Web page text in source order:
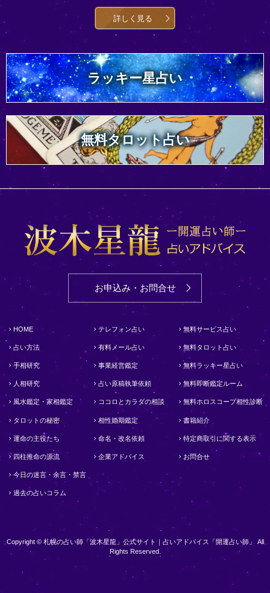
詳しく見る
ラッキー星占い
無料タロット占い
お申込み・お問合せ
HOME
占い方法
手相研究
人相研究
風水鑑定・家相鑑定
タロットの秘密
運命の主役たち
四柱推命の源流
今日の迷言・余言・禁言
過去の占いコラム
テレフォン占い
有料メール占い
事業経営鑑定
占い原稿執筆依頼
ココロとカラダの相談
相性婚期鑑定
命名・改名依頼
企業アドバイス
無料サービス占い
無料タロット占い
無料ラッキー星占い
無料即断鑑定ルーム
無料ホロスコープ相性診断
書籍紹介
特定商取引に関する表示
お問合せ
Copyright © 札幌の占い師「波木星龍」公式サイト｜占いアドバイス「開運占い師」 All
Rights Reserved.